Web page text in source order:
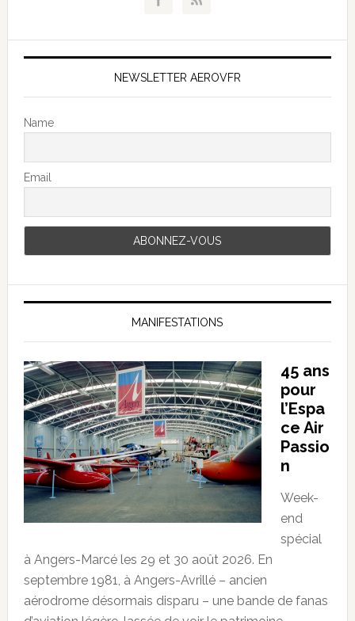
NEWSLETTER AEROVFR
Name
Email
MANIFESTATIONS
45 ans
pour
l’Espa
ce Air
Passio
n
Week-
end
spécial
à Angers-Marcé les 29 et 30 août 2026. En
septembre 1981, à Angers-Avrillé – ancien
aérodrome désormais disparu – une bande de fanas